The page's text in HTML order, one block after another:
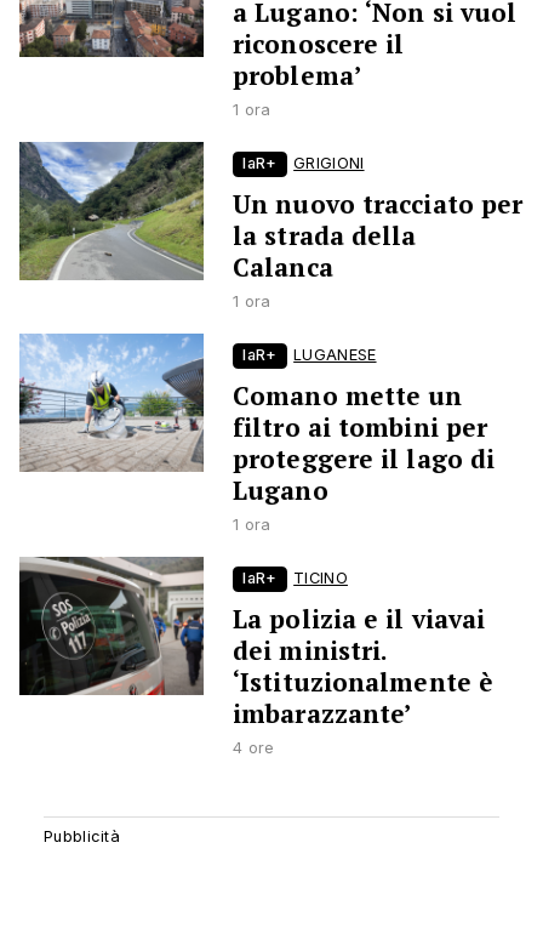
a Lugano: ‘Non si vuol
riconoscere il
problema’
1 ora
laR+ GRIGIONI
Un nuovo tracciato per
la strada della
Calanca
1 ora
laR+ LUGANESE
Comano mette un
filtro ai tombini per
proteggere il lago di
Lugano
1 ora
laR+ TICINO
La polizia e il viavai
dei ministri.
‘Istituzionalmente è
imbarazzante’
4 ore